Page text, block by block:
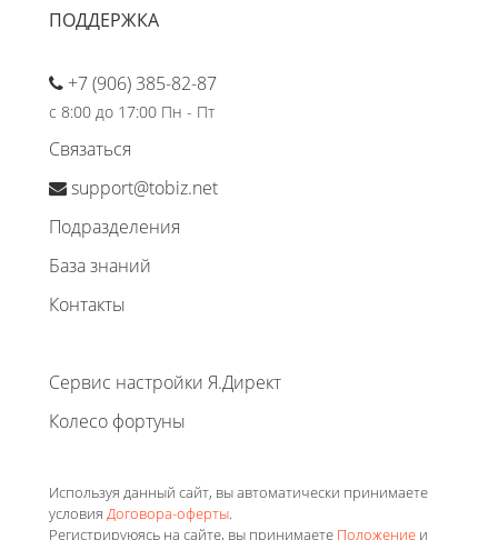
ПОДДЕРЖКА
+7 (906) 385-82-87
с 8:00 до 17:00 Пн - Пт
Связаться
support@tobiz.net
Подразделения
База знаний
Контакты
Сервис настройки Я.Директ
Колесо фортуны
Используя данный сайт, вы автоматически принимаете
условия Договора-оферты.
Регистрируюясь на сайте, вы принимаете Положение и